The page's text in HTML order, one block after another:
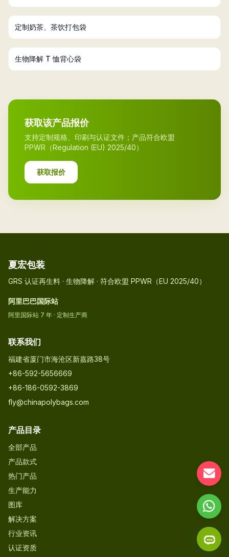
定制奶茶、茶饮打包袋
生物降解 T 恤背心袋
获取该产品报价
支持定制规格、印刷与认证文件；产品符合欧盟
PPWR（Regulation (EU) 2025/40）
获取报价
夏宏包装
GRS 认证再生料 · 生物降解 · 符合欧盟 PPWR（EU 2025/40）
阿里巴巴国际站
阿里国际站 7 年 · 定制生产商
联系我们
福建省厦门市海沧区新嘉路38号
+86-592-5656669
+86-186-0592-3869
fly@chinapolybags.com
产品目录
全部产品
产品款式
热门产品
生产能力
图库
解决方案
行业资讯
认证资质